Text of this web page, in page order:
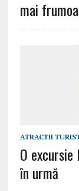
mai
ATRACTII
O
în urmă